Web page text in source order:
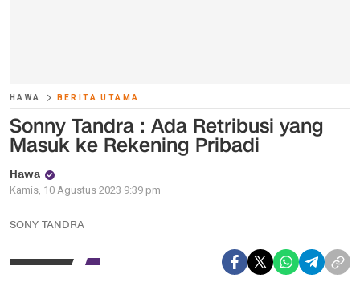
HAWA BERITA UTAMA
Sonny Tandra : Ada Retribusi yang
Masuk ke Rekening Pribadi
Hawa
Kamis, 10 Agustus 2023 9:39 pm
SONY TANDRA